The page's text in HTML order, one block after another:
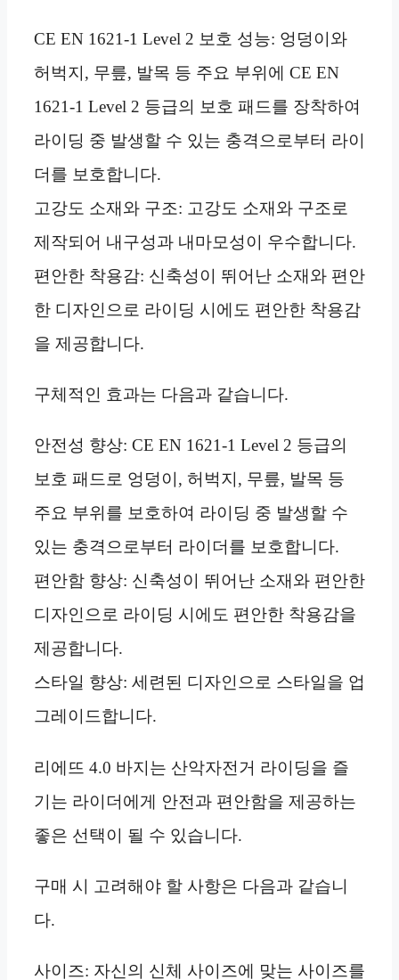
CE EN 1621-1 Level 2 보호 성능: 엉덩이와
허벅지, 무릎, 발목 등 주요 부위에 CE EN
1621-1 Level 2 등급의 보호 패드를 장착하여
라이딩 중 발생할 수 있는 충격으로부터 라이
더를 보호합니다.
고강도 소재와 구조: 고강도 소재와 구조로
제작되어 내구성과 내마모성이 우수합니다.
편안한 착용감: 신축성이 뛰어난 소재와 편안
한 디자인으로 라이딩 시에도 편안한 착용감
을 제공합니다.
구체적인 효과는 다음과 같습니다.
안전성 향상: CE EN 1621-1 Level 2 등급의
보호 패드로 엉덩이, 허벅지, 무릎, 발목 등
주요 부위를 보호하여 라이딩 중 발생할 수
있는 충격으로부터 라이더를 보호합니다.
편안함 향상: 신축성이 뛰어난 소재와 편안한
디자인으로 라이딩 시에도 편안한 착용감을
제공합니다.
스타일 향상: 세련된 디자인으로 스타일을 업
그레이드합니다.
리에뜨 4.0 바지는 산악자전거 라이딩을 즐
기는 라이더에게 안전과 편안함을 제공하는
좋은 선택이 될 수 있습니다.
구매 시 고려해야 할 사항은 다음과 같습니
다.
사이즈: 자신의 신체 사이즈에 맞는 사이즈를